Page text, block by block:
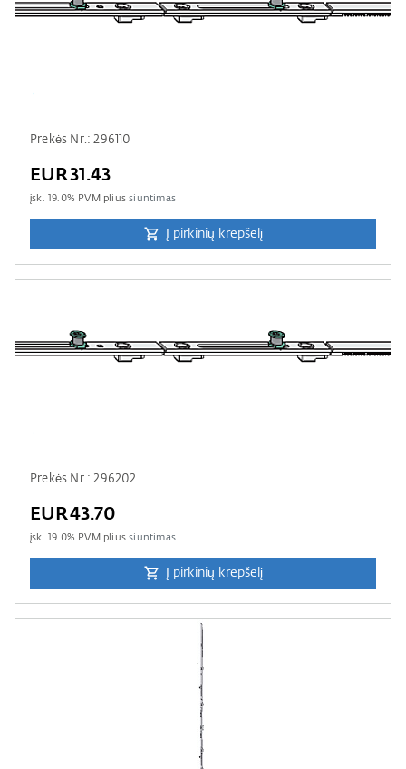
Prekės Nr.: 296110
EUR31.43
įsk. 19.0% PVM pliussiuntimas
Į pirkinių krepšelį
Prekės Nr.: 296202
EUR43.70
įsk. 19.0% PVM pliussiuntimas
Į pirkinių krepšelį